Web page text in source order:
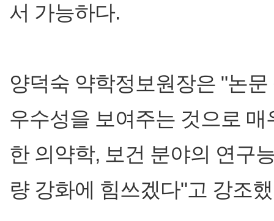
서 가능하다.
양덕숙 약학정보원장은 "논
우수성을 보여주는 것으로
한 의약학, 보건 분야의 연구
량 강화에 힘쓰겠다"고 강조